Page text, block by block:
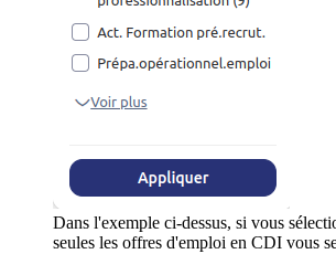
Dans l'exemple ci-dessus, si vous
seules les offres d'emploi en CDI vous